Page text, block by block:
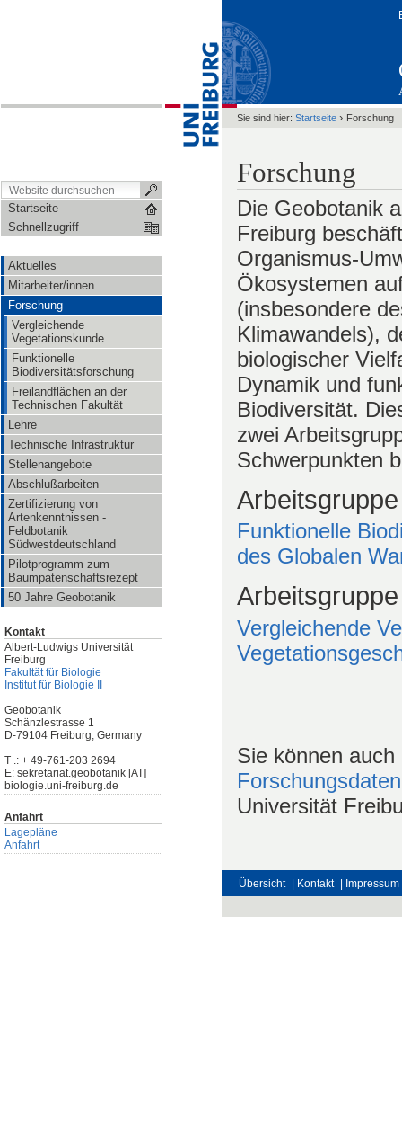
Startseite
Schnellzugriff
Aktuelles
Mitarbeiter/innen
Forschung
Vergleichende
Vegetationskunde
Funktionelle
Biodiversitätsforschung
Freilandflächen an der
Technischen Fakultät
Lehre
Technische Infrastruktur
Stellenangebote
Abschlußarbeiten
Zertifizierung von
Artenkenntnissen -
Feldbotanik
Südwestdeutschland
Pilotprogramm zum
Baumpatenschaftsrezept
50 Jahre Geobotanik
Kontakt
Albert-Ludwigs Universität
Freiburg
Fakultät für Biologie
Institut für Biologie II
Geobotanik
Schänzlestrasse 1
D-79104 Freiburg, Germany
T .: + 49-761-203 2694
E: sekretariat.geobotanik [AT]
biologie.uni-freiburg.de
Anfahrt
Lagepläne
Anfahrt
Sie sind hier: Startseite › Forschung
Forschung
Die Geobotanik
Freiburg
Organismus-
Ökosystemen
(insbesondere
Klimawandels),
biologischer
Dynamik und
Biodiversität.
zwei
Schwerpunkten
Funktionelle
des Globalen
Vergleichende
Sie können
Universität
Übersicht | Kontakt | Impressum